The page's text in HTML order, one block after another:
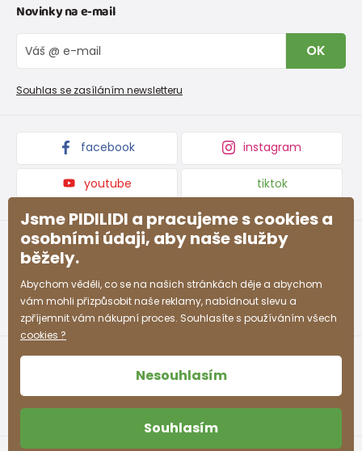
Tabulka velikostí obuvi
Vrácení zboží a reklamace
Reklamační řád
O nás
Blog
Velkoobchod PiDiLiDi
Affiliate program
Kolekce zboží
Novinky na e-mail
OK
Souhlas se zasíláním newsletteru
facebook instagram
youtube tiktok
Jsme PIDILIDI a pracujeme s cookies a
osobními údaji, aby naše služby
běžely.
Abychom věděli, co se na našich stránkách děje a abychom
vám mohli přizpůsobit naše reklamy, nabídnout slevu a
zpříjemnit vám nákupní proces. Souhlasíte s používáním všech
cookies ?
Nesouhlasím
Souhlasím